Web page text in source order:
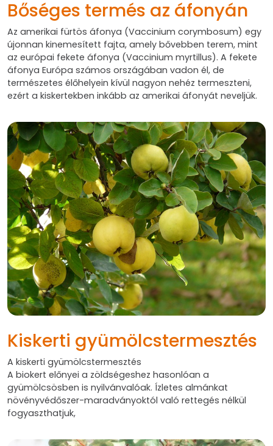
Bőséges termés az áfonyán
Az amerikai fürtös áfonya (Vaccinium corymbosum) egy
újonnan kinemesített fajta, amely bővebben terem, mint
az európai fekete áfonya (Vaccinium myrtillus). A fekete
áfonya Európa számos országában vadon él, de
természetes élőhelyein kívül nagyon nehéz termeszteni,
ezért a kiskertekben inkább az amerikai áfonyát neveljük.
Kiskerti gyümölcstermesztés
A kiskerti gyümölcstermesztés
A biokert előnyei a zöldségeshez hasonlóan a
gyümölcsösben is nyilvánvalóak. Ízletes almánkat
növényvédőszer-maradványoktól való rettegés nélkül
fogyaszthatjuk,